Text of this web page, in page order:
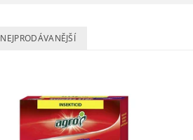
NEJPRODÁVANĚJŠÍ